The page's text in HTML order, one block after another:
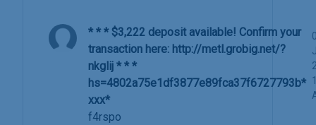
* * * $3,222 deposit available! Confirm your
transaction here: http://metl.grobig.net/?
nkglij * * *
hs=4802a75e1df3877e89fca37f6727793b*
ххх*
f4rspo